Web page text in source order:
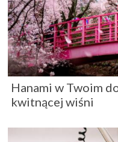
Hanami w Twoim
kwitnącej wiśni